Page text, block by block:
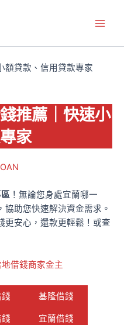
額貸款、信用貸款專家
推薦｜快速小
家
！無論您身處宜蘭哪一
助您快速解決資金需求。
更安心，還款更輕鬆！或查
借錢商家金主
基隆借錢
宜蘭借錢